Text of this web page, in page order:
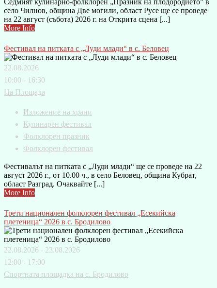
Седмият кулинарно-фолклорен „Празник на плодородието” в
село Чилнов, община Две могили, област Русе ще се проведе
на 22 август (събота) 2026 г. на Открита сцена [...]
More Info
Фестивал на питката с „Луди млади“ в с. Беловец
22.08.2026
10:00 - 16:30
На Площада
Изложение на храни
Кулинарен фестивал
Фолклорен празник
Фолклорен фестивал
Фестивалът на питката с „Луди млади“ ще се проведе на 22
август 2026 г., от 10.00 ч., в село Беловец, община Кубрат,
област Разград. Очаквайте [...]
More Info
Трети национален фолклорен фестивал „Есекийска
плетеница“ 2026 в с. Бродилово
22.08.2026 - 23.08.2026
12:00 - 17:00
Спортната площадка на с. Бродилово